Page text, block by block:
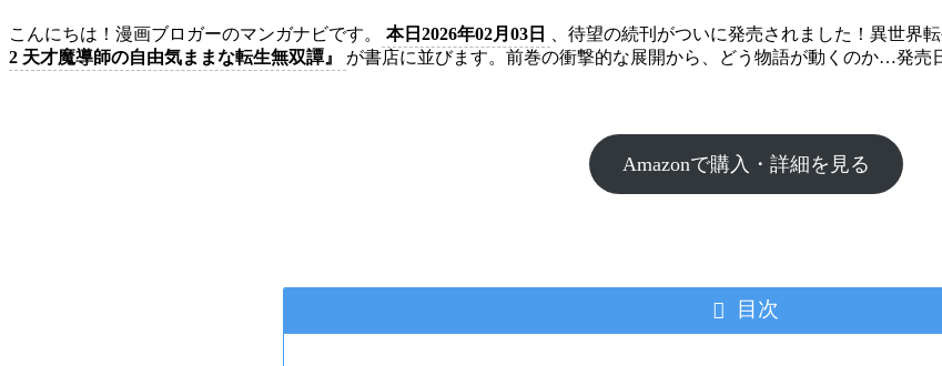
こんにちは！漫画ブロガーのマンガナビです。 本日2026年02月03日 、待望の続刊がついに発売されました！異世界
2 天才魔導師の自由気ままな転生無双譚』
が書店に並びます。前巻の衝撃的な展開から、どう物語が動くのか…発売
Amazonで購入・詳細を見る
目次